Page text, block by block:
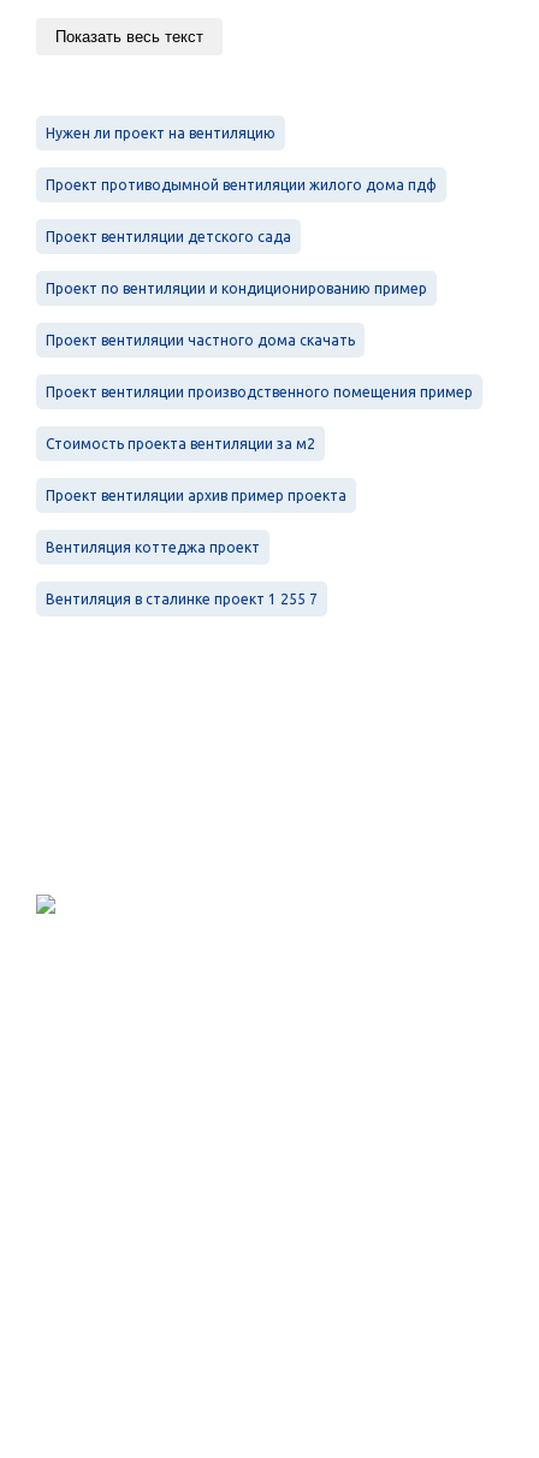
Показать весь текст
Нужен ли проект на вентиляцию
Проект противодымной вентиляции жилого дома пдф
Проект вентиляции детского сада
Проект по вентиляции и кондиционированию пример
Проект вентиляции частного дома скачать
Проект вентиляции производственного помещения пример
Стоимость проекта вентиляции за м2
Проект вентиляции архив пример проекта
Вентиляция коттеджа проект
Вентиляция в сталинке проект 1 255 7